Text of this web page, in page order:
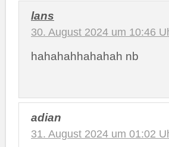
lans
30. August 2024 um 10:46
hahahahhahahah nb
adian
31. August 2024 um 01:02